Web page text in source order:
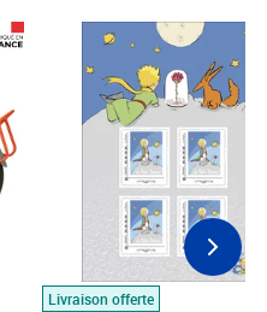
Livraison offerte
Prix 7,50€